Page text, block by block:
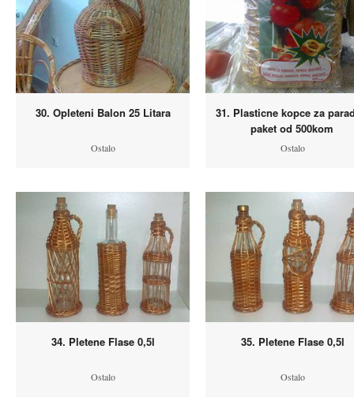
30. Opleteni Balon 25 Litara
Ostalo
31. Plasticne kopce za
paket od 500kom
Ostalo
34. Pletene Flase 0,5l
Ostalo
35. Pletene Flase 0,5l
Ostalo